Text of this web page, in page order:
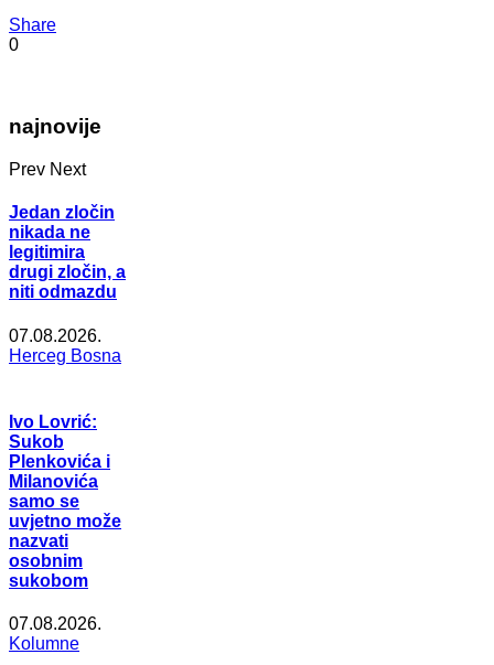
Share
0
najnovije
Prev Next
Jedan zločin
nikada ne
legitimira
drugi zločin, a
niti odmazdu
07.08.2026.
Herceg Bosna
Ivo Lovrić:
Sukob
Plenkovića i
Milanovića
samo se
uvjetno može
nazvati
osobnim
sukobom
07.08.2026.
Kolumne